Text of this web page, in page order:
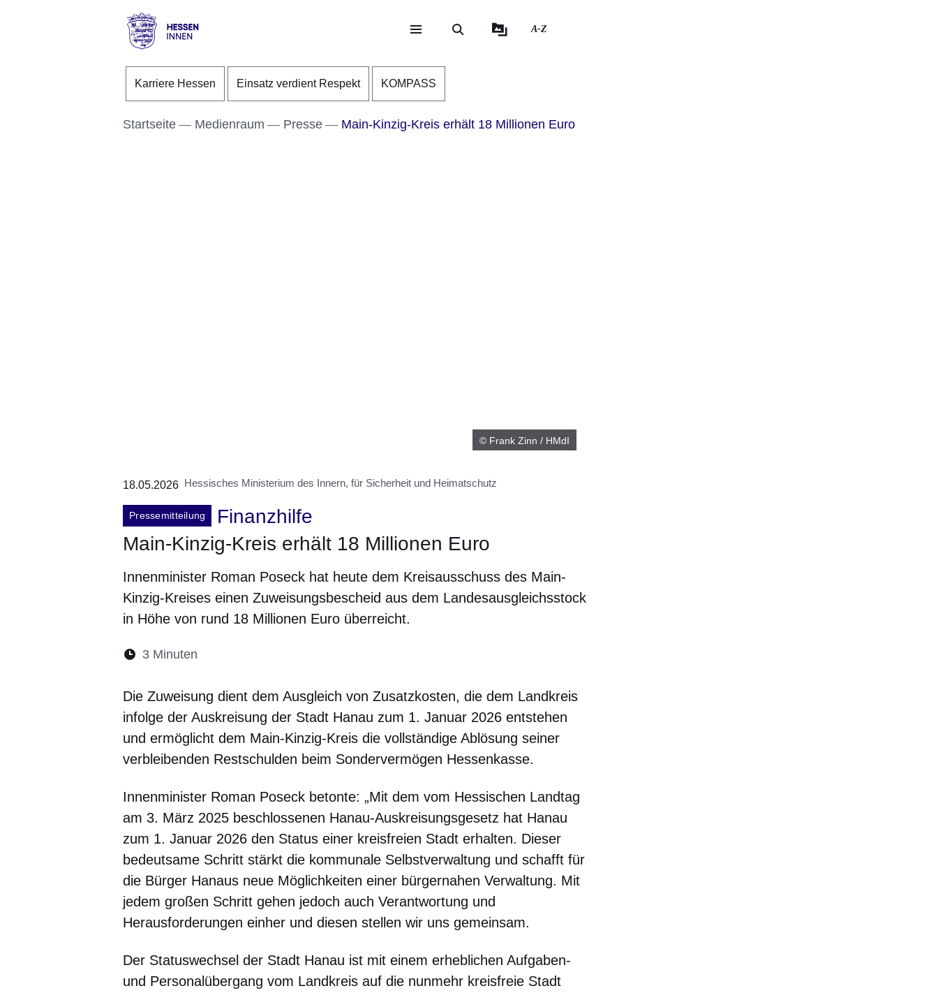
Direkt zum Kopf der Seite
Direkt zum Inhalt
Direkt zum Fuß der Seite
Innen
A-Z
Karriere Hessen Einsatz verdient Respekt KOMPASS
Startseite Medienraum Presse Main-Kinzig-Kreis erhält 18 Millionen Euro
© Frank Zinn / HMdI
18.05.2026 Hessisches Ministerium des Innern, für Sicherheit und Heimatschutz
Pressemitteilung
Finanzhilfe
Main-Kinzig-Kreis erhält 18 Millionen Euro
Innenminister Roman Poseck hat heute dem Kreisausschuss des Main-
Kinzig-Kreises einen Zuweisungsbescheid aus dem Landesausgleichsstock
in Höhe von rund 18 Millionen Euro überreicht.
Lesedauer:
3 Minuten
Die Zuweisung dient dem Ausgleich von Zusatzkosten, die dem Landkreis
infolge der Auskreisung der Stadt Hanau zum 1. Januar 2026 entstehen
und ermöglicht dem Main-Kinzig-Kreis die vollständige Ablösung seiner
verbleibenden Restschulden beim Sondervermögen Hessenkasse.
Innenminister Roman Poseck betonte: „Mit dem vom Hessischen Landtag
am 3. März 2025 beschlossenen Hanau-Auskreisungsgesetz hat Hanau
zum 1. Januar 2026 den Status einer kreisfreien Stadt erhalten. Dieser
bedeutsame Schritt stärkt die kommunale Selbstverwaltung und schafft für
die Bürger Hanaus neue Möglichkeiten einer bürgernahen Verwaltung. Mit
jedem großen Schritt gehen jedoch auch Verantwortung und
Herausforderungen einher und diesen stellen wir uns gemeinsam.
Der Statuswechsel der Stadt Hanau ist mit einem erheblichen Aufgaben-
und Personalübergang vom Landkreis auf die nunmehr kreisfreie Stadt